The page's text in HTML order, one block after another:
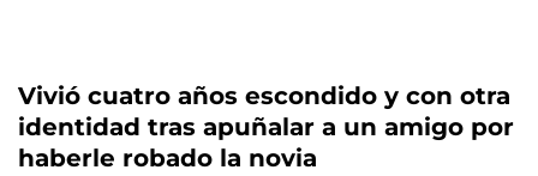
Vivió cuatro años escondido y con otra
identidad tras apuñalar a un amigo por
haberle robado la novia